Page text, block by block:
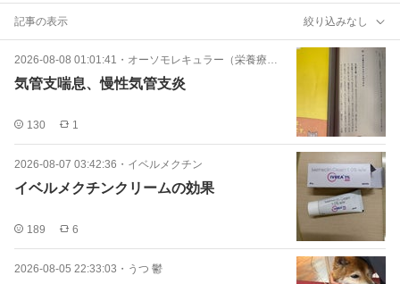
記事の表示 絞り込みなし
2026-08-08 01:01:41 ・ オーソモレキュラー（栄養療法）
気管支喘息、慢性気管支炎
130 1
2026-08-07 03:42:36 ・ イベルメクチン
イベルメクチンクリームの効果
189 6
2026-08-05 22:33:03 ・ うつ 鬱